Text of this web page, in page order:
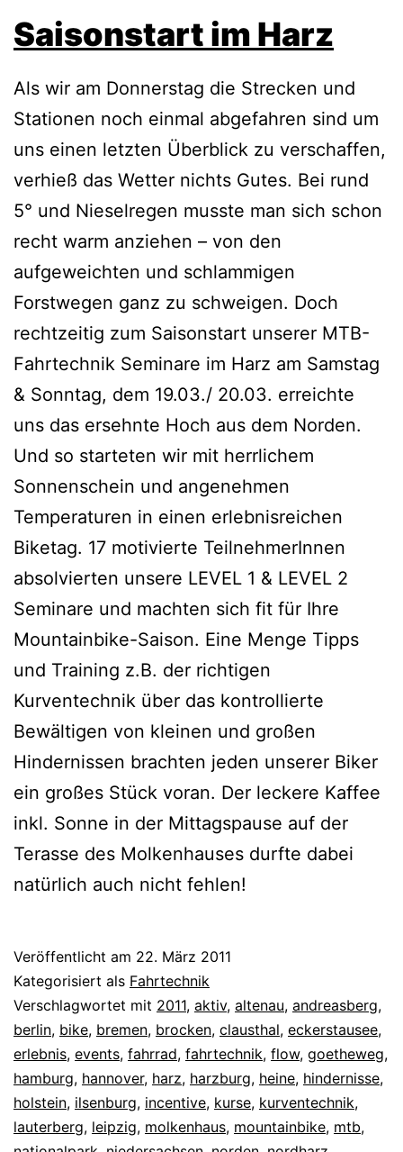
Saisonstart im Harz
Als wir am Donnerstag die Strecken und
Stationen noch einmal abgefahren sind um
uns einen letzten Überblick zu verschaffen,
verhieß das Wetter nichts Gutes. Bei rund
5° und Nieselregen musste man sich schon
recht warm anziehen – von den
aufgeweichten und schlammigen
Forstwegen ganz zu schweigen. Doch
rechtzeitig zum Saisonstart unserer MTB-
Fahrtechnik Seminare im Harz am Samstag
& Sonntag, dem 19.03./ 20.03. erreichte
uns das ersehnte Hoch aus dem Norden.
Und so starteten wir mit herrlichem
Sonnenschein und angenehmen
Temperaturen in einen erlebnisreichen
Biketag. 17 motivierte TeilnehmerInnen
absolvierten unsere LEVEL 1 & LEVEL 2
Seminare und machten sich fit für Ihre
Mountainbike-Saison. Eine Menge Tipps
und Training z.B. der richtigen
Kurventechnik über das kontrollierte
Bewältigen von kleinen und großen
Hindernissen brachten jeden unserer Biker
ein großes Stück voran. Der leckere Kaffee
inkl. Sonne in der Mittagspause auf der
Terasse des Molkenhauses durfte dabei
natürlich auch nicht fehlen!
Veröffentlicht am 22. März 2011
Kategorisiert als Fahrtechnik
Verschlagwortet mit 2011, aktiv, altenau, andreasberg,
berlin, bike, bremen, brocken, clausthal, eckerstausee,
erlebnis, events, fahrrad, fahrtechnik, flow, goetheweg,
hamburg, hannover, harz, harzburg, heine, hindernisse,
holstein, ilsenburg, incentive, kurse, kurventechnik,
lauterberg, leipzig, molkenhaus, mountainbike, mtb,